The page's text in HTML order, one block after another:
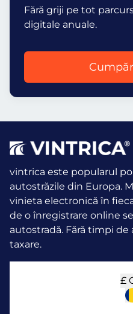
Fără griji pe tot
digitale anuale.
vintrica este popularul
autostrăzile din Europa.
vinieta electronică în
de o înregistrare online
autostradă. Fără timpi
taxare.
£